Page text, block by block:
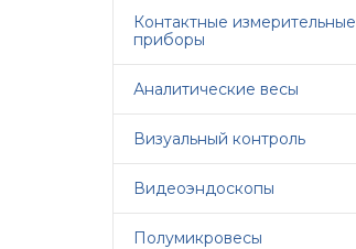
Контактные измерительные
приборы
Аналитические весы
Визуальный контроль
Видеоэндоскопы
Полумикровесы